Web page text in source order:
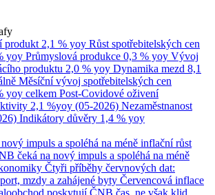
produkt 2,1 % yoy Růst spotřebitelských cen
yoy Průmyslová produkce 0,3 % yoy Vývoj
produktu 2,0 % yoy Dynamika mezd 8,1
Měsíční vývoj spotřebitelských cen
yoy celkem Post-Covidové oživení
2,1 %yoy (05-2026) Nezaměstnanost
Indikátory důvěry 1,4 % yoy
impuls a spoléhá na méně inflační růst
čeká na nový impuls a spoléhá na méně
Čtyři příběhy červnových dat:
mzdy a zahájené byty Červencová inflace
poskytují ČNB čas, ne však klid